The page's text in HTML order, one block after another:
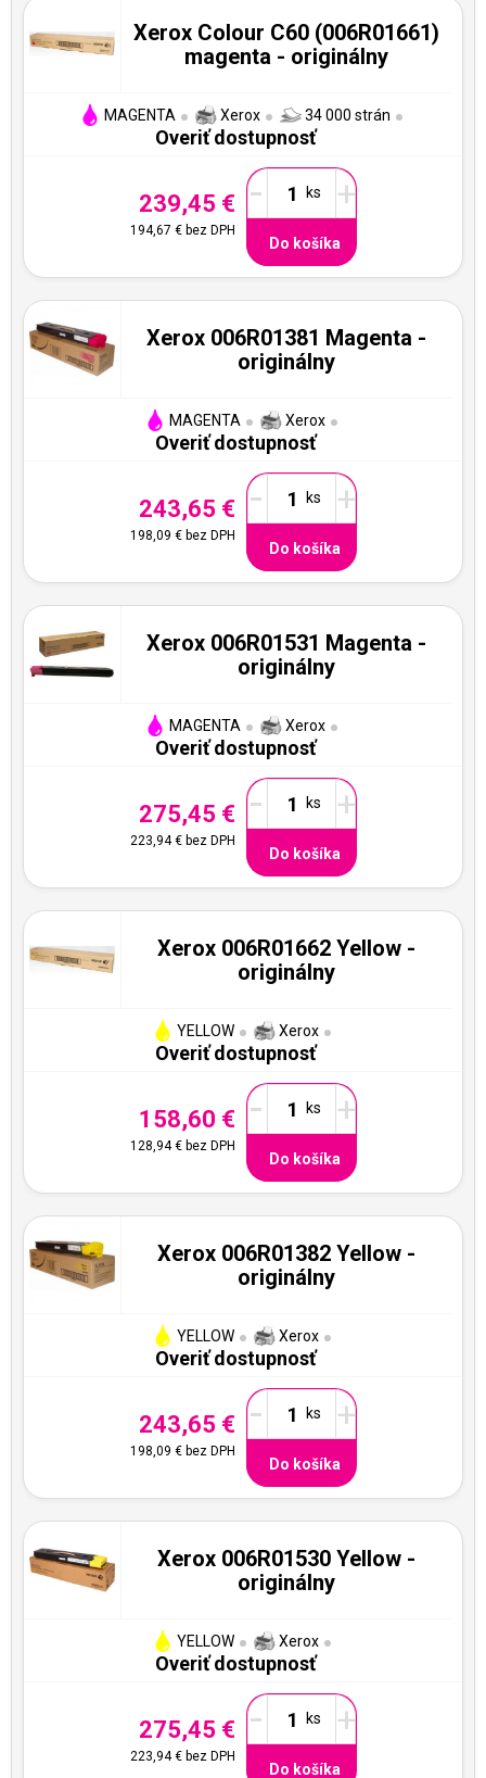
Xerox Colour C60 (006R01661)
magenta - originálny
MAGENTA Xerox 34 000 strán
Overiť dostupnosť
239,45 €
194,67 €bez DPH
- +
Do košíka
Xerox 006R01381 Magenta -
originálny
MAGENTA Xerox
Overiť dostupnosť
243,65 €
198,09 €bez DPH
- +
Do košíka
Xerox 006R01531 Magenta -
originálny
MAGENTA Xerox
Overiť dostupnosť
275,45 €
223,94 €bez DPH
- +
Do košíka
Xerox 006R01662 Yellow -
originálny
YELLOW Xerox
Overiť dostupnosť
158,60 €
128,94 €bez DPH
- +
Do košíka
Xerox 006R01382 Yellow -
originálny
YELLOW Xerox
Overiť dostupnosť
243,65 €
198,09 €bez DPH
- +
Do košíka
Xerox 006R01530 Yellow -
originálny
YELLOW Xerox
Overiť dostupnosť
275,45 €
223,94 €bez DPH
- +
Do košíka